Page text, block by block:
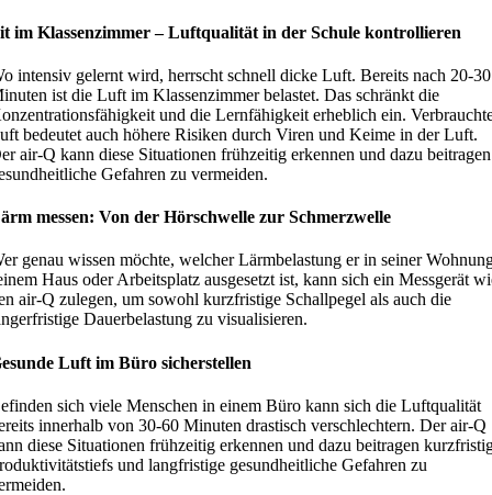
im Klassenzimmer – Luftqualität in der Schule kontrollieren
intensiv gelernt wird, herrscht schnell dicke Luft. Bereits nach 20-30
ist die Luft im Klassenzimmer belastet. Das schränkt die
und die Lernfähigkeit erheblich ein.
bedeutet auch höhere Risiken durch Viren und Keime in der Luft.
air-Q kann diese Situationen frühzeitig erkennen und dazu beitragen
Gefahren zu vermeiden.
messen: Von der Hörschwelle zur Schmerzwelle
genau wissen möchte, welcher Lärmbelastung er in seiner
Haus oder Arbeitsplatz ausgesetzt ist, kann sich ein Messgerät
air-Q zulegen, um sowohl kurzfristige Schallpegel als auch die
Dauerbelastung zu visualisieren.
Luft im Büro sicherstellen
sich viele Menschen in einem Büro kann sich die Luftqualität
innerhalb von 30-60 Minuten drastisch verschlechtern. Der air-Q
diese Situationen frühzeitig erkennen und dazu beitragen
und langfristige gesundheitliche Gefahren zu